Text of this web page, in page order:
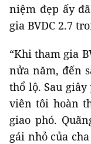
niệm đẹp ấy
gia BVDC 2.7
“Khi tham gia
nửa năm, đến
thổ lộ. Sau
viên tôi hoàn
giao phó.
gái nhỏ của